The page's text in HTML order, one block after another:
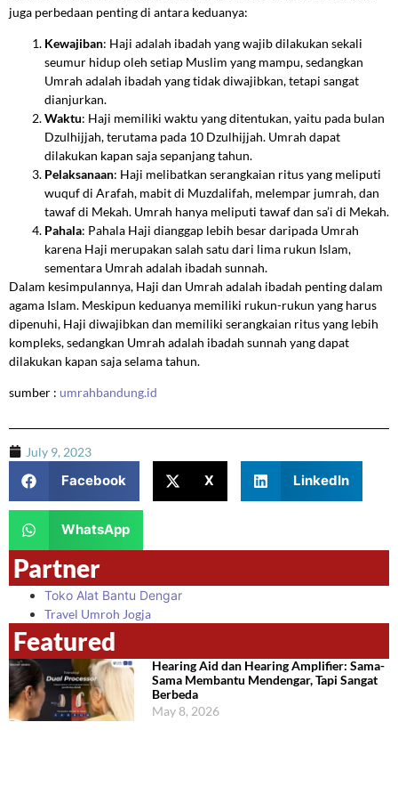
juga perbedaan penting di antara keduanya:
Kewajiban: Haji adalah ibadah yang wajib dilakukan sekali
seumur hidup oleh setiap Muslim yang mampu, sedangkan
Umrah adalah ibadah yang tidak diwajibkan, tetapi sangat
dianjurkan.
Waktu: Haji memiliki waktu yang ditentukan, yaitu pada bulan
Dzulhijjah, terutama pada 10 Dzulhijjah. Umrah dapat
dilakukan kapan saja sepanjang tahun.
Pelaksanaan: Haji melibatkan serangkaian ritus yang meliputi
wuquf di Arafah, mabit di Muzdalifah, melempar jumrah, dan
tawaf di Mekah. Umrah hanya meliputi tawaf dan sa’i di Mekah.
Pahala: Pahala Haji dianggap lebih besar daripada Umrah
karena Haji merupakan salah satu dari lima rukun Islam,
sementara Umrah adalah ibadah sunnah.
Dalam kesimpulannya, Haji dan Umrah adalah ibadah penting dalam
agama Islam. Meskipun keduanya memiliki rukun-rukun yang harus
dipenuhi, Haji diwajibkan dan memiliki serangkaian ritus yang lebih
kompleks, sedangkan Umrah adalah ibadah sunnah yang dapat
dilakukan kapan saja selama tahun.
sumber : umrahbandung.id
July 9, 2023
Facebook X LinkedIn
WhatsApp
Partner
Toko Alat Bantu Dengar
Travel Umroh Jogja
Featured
Hearing Aid dan Hearing Amplifier: Sama-
Sama Membantu Mendengar, Tapi Sangat
Berbeda
May 8, 2026